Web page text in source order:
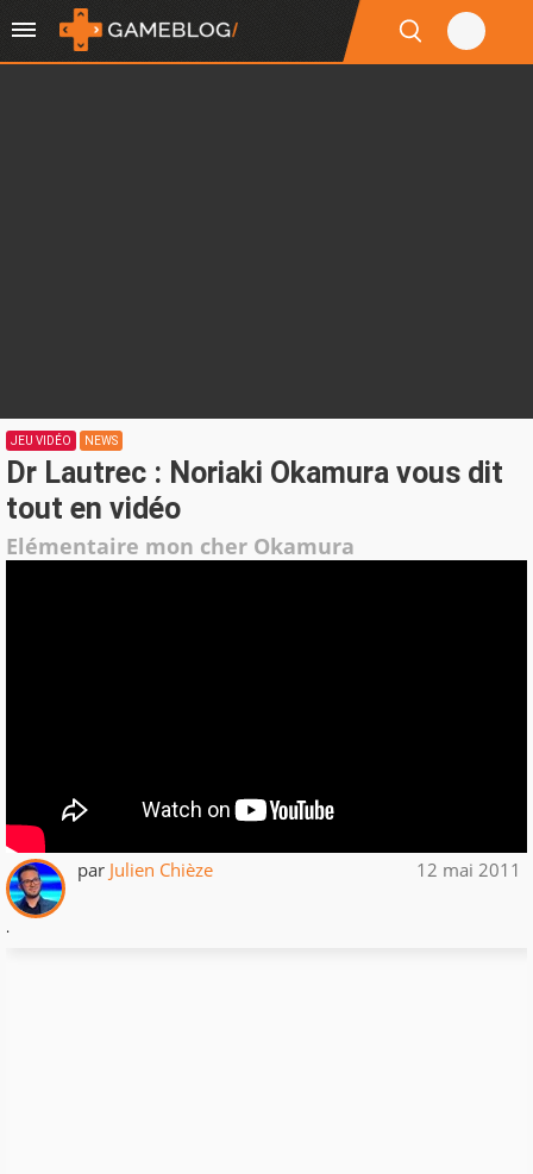
JEU VIDÉO NEWS
Dr Lautrec : Noriaki Okamura vous dit
tout en vidéo
Elémentaire mon cher Okamura
par Julien Chièze 12 mai 2011
.